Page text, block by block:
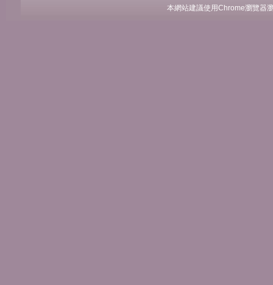
本網站建議使用Chrome瀏覽器